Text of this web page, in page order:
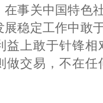
在事关中国特色
展稳定工作中敢
益上敢于针锋
做交易，不在